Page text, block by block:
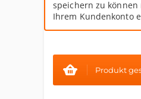
speichern zu können
Ihrem Kundenkonto
Produkt